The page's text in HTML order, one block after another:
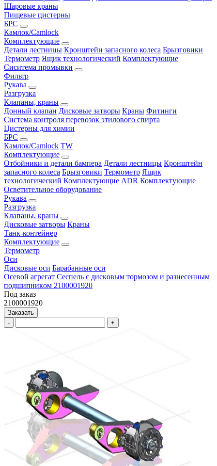
Шаровые краны
Пищевые цистерны
БРС
Камлок/Camlock
Комплектующие
Детали лестницы Кронштейн запасного колеса Брызговики
Термометр Ящик технологический Комплектующие
Сиситема промывки
Фильтр
Рукава
Разгрузка
Клапаны, краны
Донный клапан Дисковые затворы Краны Фитинги
Система контроля перевозок этилового спирта
Цистерны для химии
БРС
Камлок/Camlock TW
Комплектующие
Отбойники и детали бампера Детали лестницы Кронштейн
запасного колеса Брызговики Термометр Ящик
технологический Комплектующие ADR Комплектующие
Осветительное оборудование
Рукава
Разгрузка
Клапаны, краны
Дисковые затворы Краны
Танк-контейнер
Комплектующие
Термометр
Оси
Дисковые оси Барабанные оси
Ocевой агрегат Сеспель c дискoвым тоpмозoм и рaзнеceнным
пoдшипникoм 2100001920
Под заказ
2100001920
Заказать
-
+